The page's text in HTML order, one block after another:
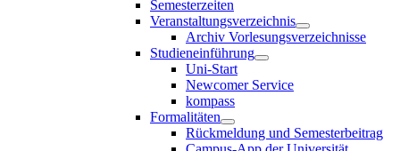
Semesterzeiten
Veranstaltungsverzeichnis
Archiv Vorlesungsverzeichnisse
Studieneinführung
Uni-Start
Newcomer Service
kompass
Formalitäten
Rückmeldung und Semesterbeitrag